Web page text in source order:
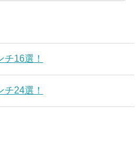
16選！
チ24選！